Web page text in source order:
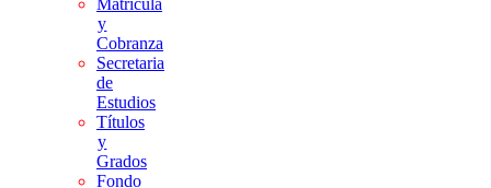
Matrícula
y
Cobranza
Secretaria
de
Estudios
Títulos
y
Grados
Fondo